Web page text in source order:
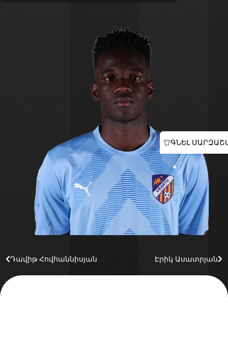
ԳՆԵԼ
Դավիթ Հովհաննիսյան Էրիկ Ասատրյան